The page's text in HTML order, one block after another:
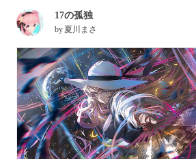
17の孤独
by 夏川まさ